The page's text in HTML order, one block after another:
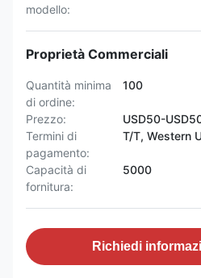
modello:
Proprietà Commerciali
Quantità minima
di ordine:
100
Prezzo:
USD50-
Termini di
pagamento:
T/T, Western
Capacità di
fornitura:
5000
Richiedi